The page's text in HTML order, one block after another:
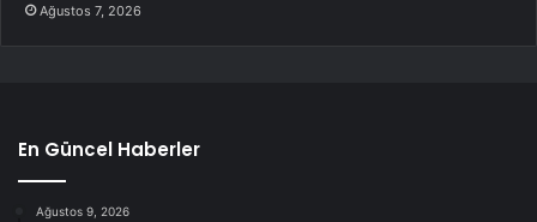
Ağustos 7, 2026
En Güncel Haberler
Ağustos 9, 2026